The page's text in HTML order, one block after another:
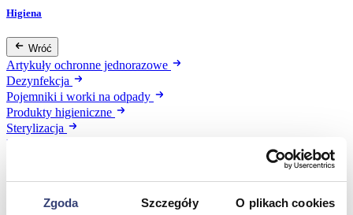
Zgoda Szczegóły O plikach cookies
Higiena
Wróć
Artykuły ochronne jednorazowe
Dezynfekcja
Pojemniki i worki na odpady
Produkty higieniczne
Sterylizacja
Materiały opatrunkowe
Zobacz wszystko